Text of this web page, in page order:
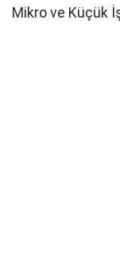
Mikro ve Küçük